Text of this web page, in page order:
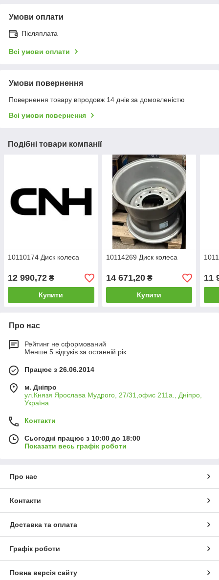
Умови оплати
Післяплата
Всі умови оплати
Умови повернення
Повернення товару впродовж 14 днів за домовленістю
Всі умови повернення
Подібні товари компанії
10110174 Диск колеса
12 990,72 ₴
Купити
10114269 Диск колеса
14 671,20₴
Купити
11
Про нас
Рейтинг не сформований
Менше 5 відгуків за останній рік
Працює з 26.06.2014
м. Дніпро
ул.Князя Ярослава Мудрого, 27/31,офис 211а., Дніпро,
Україна
Контакти
Сьогодні працює з 10:00 до 18:00
Показати весь графік роботи
Про нас
Контакти
Доставка та оплата
Графік роботи
Повна версія сайту